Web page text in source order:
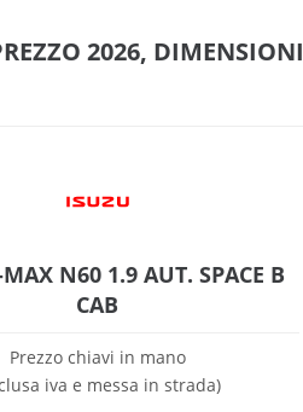
2026, DIMENSIONI
N60 1.9 AUT. SPACE B
CAB
Prezzo chiavi in mano
iva e messa in strada)